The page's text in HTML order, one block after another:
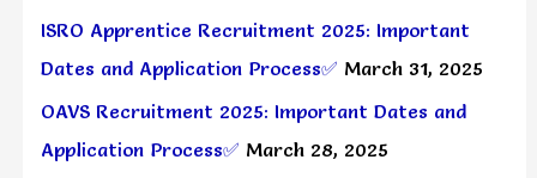
ISRO Apprentice Recruitment 2025: Important
Dates and Application Process✅ March 31, 2025
OAVS Recruitment 2025: Important Dates and
Application Process✅ March 28, 2025